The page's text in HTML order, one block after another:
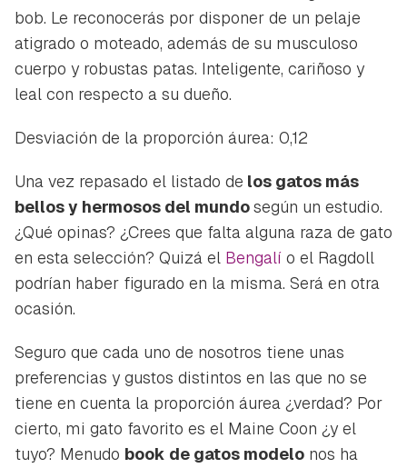
bob. Le reconocerás por disponer de un pelaje
atigrado o moteado, además de su musculoso
cuerpo y robustas patas. Inteligente, cariñoso y
leal con respecto a su dueño.
Desviación de la proporción áurea: 0,12
Una vez repasado el listado de los gatos más
bellos y hermosos del mundosegún un estudio.
¿Qué opinas? ¿Crees que falta alguna raza de gato
en esta selección? Quizá el Bengalí o el Ragdoll
podrían haber figurado en la misma. Será en otra
ocasión.
Seguro que cada uno de nosotros tiene unas
preferencias y gustos distintos en las que no se
tiene en cuenta la proporción áurea ¿verdad? Por
cierto, mi gato favorito es el Maine Coon ¿y el
tuyo? Menudo book de gatos modelo nos ha